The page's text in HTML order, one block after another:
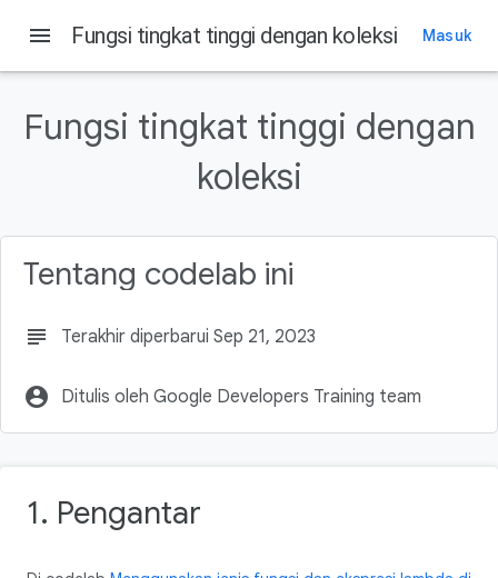
Prasyarat
Yang akan Anda pelajari
Ringkasan
menu Fungsi tingkat tinggi dengan koleksi Masuk
Fungsi tingkat tinggi dengan
koleksi
Tentang codelab ini
subject Terakhir diperbarui Sep 21, 2023
account_circle Ditulis oleh Google Developers Training team
1. Pengantar